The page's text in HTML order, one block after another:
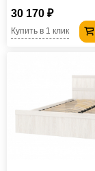
30 170 ₽
Купить в 1 клик